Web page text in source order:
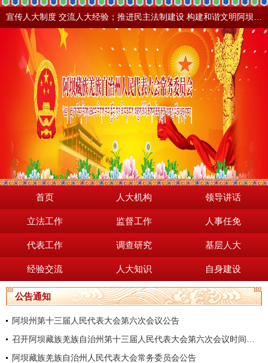
首页 人大机构 领导讲话
立法工作 监督工作 人事任免
代表工作 调查研究 基层人大
经验交流 人大知识 自身建设
公告通知
阿坝州第十三届人民代表大会第六次会议公告
阿坝藏族羌族自治州人民代表大会常务委员会公告